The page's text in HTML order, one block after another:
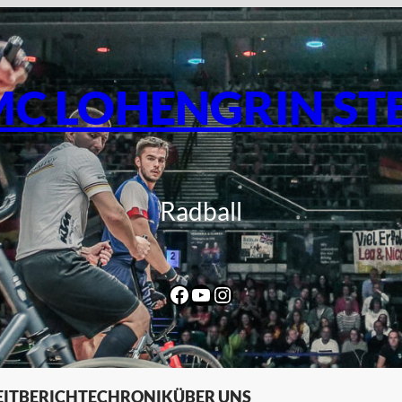
LOHENGRIN
Radball
Facebook
YouTube
Instagram
BERICHTECHRONIKÜBER UNS